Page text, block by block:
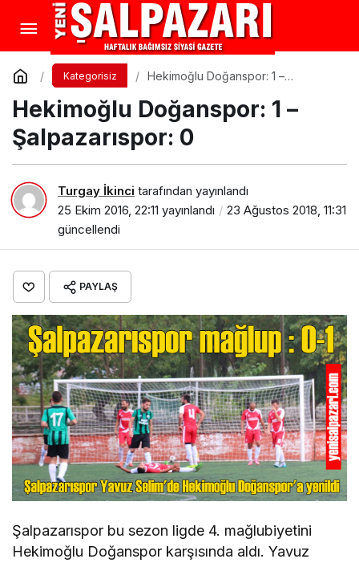
Kategorisiz
Hekimoğlu Doğanspor: 1 –
Hekimoğlu Doğanspor: 1 –
Şalpazarıspor: 0
Turgay İkinci tarafından yayınlandı
25 Ekim 2016, 22:11 yayınlandı
23 Ağustos 2018, 11:31
güncellendi
PAYLAŞ
Şalpazarıspor bu sezon ligde 4. mağlubiyetini
Hekimoğlu Doğanspor karşısında aldı. Yavuz